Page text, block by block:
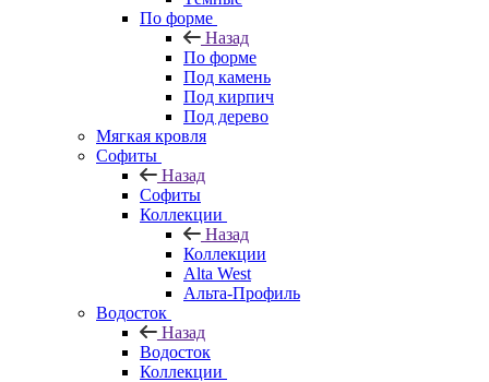
По форме
Назад
По форме
Под камень
Под кирпич
Под дерево
Мягкая кровля
Софиты
Назад
Софиты
Коллекции
Назад
Коллекции
Alta West
Альта-Профиль
Водосток
Назад
Водосток
Коллекции